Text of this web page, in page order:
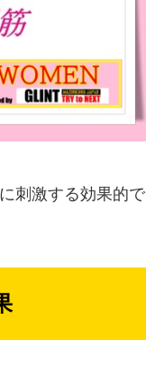
刺激する効果的で